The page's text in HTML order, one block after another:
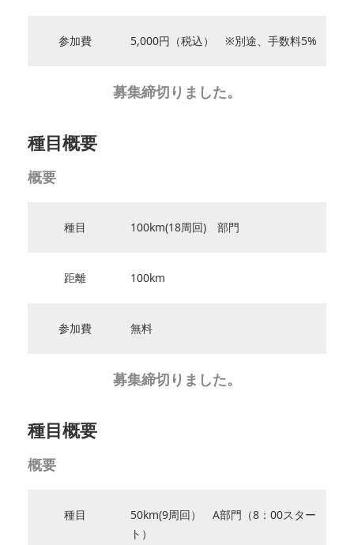
参加費 5,000円（税込） ※別途、手数料5%
募集締切りました。
種目概要
概要
種目 100km(18周回) 部門
距離 100km
参加費 無料
募集締切りました。
種目概要
概要
種目
50km(9周回） A部門（8：00スター
ト）